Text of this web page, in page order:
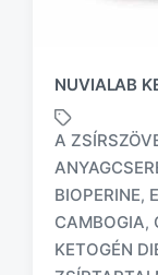
NUVIALAB
T
a
g
A
BIOPERINE,
CAMBOGIA,
KETOGÉN